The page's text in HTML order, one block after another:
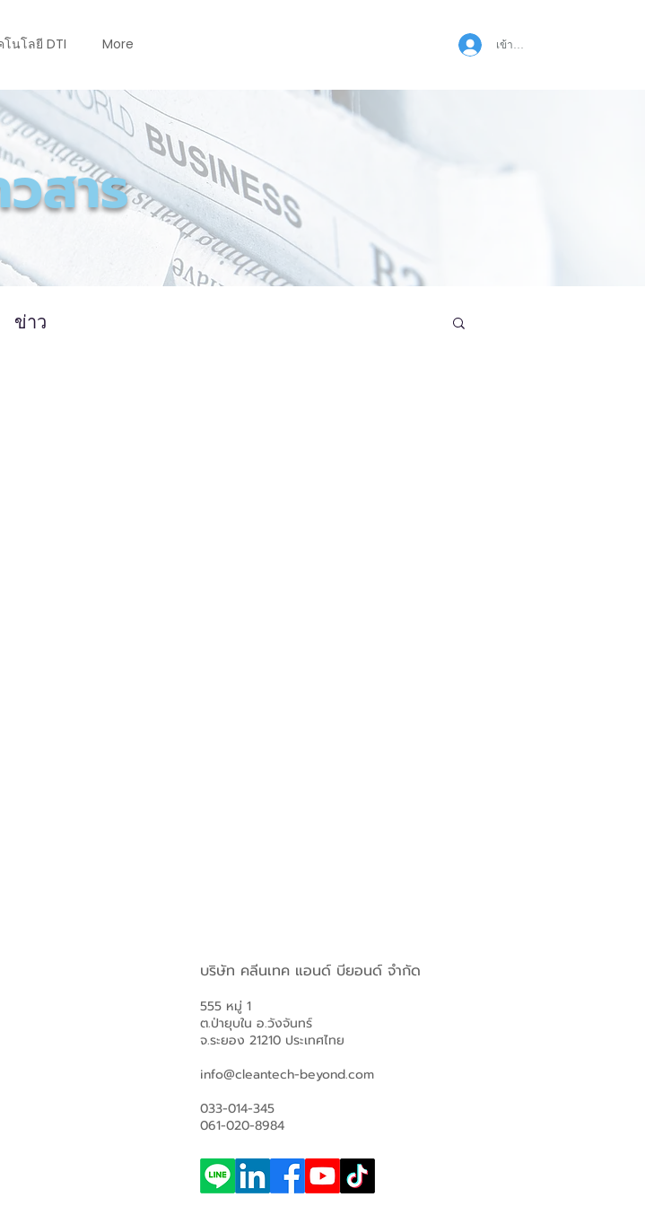
โนโลยี DTI More เข้าสู่ระบบ
สาร
ข่าว
บริษัท คลีนเทค แอนด์ บียอนด์ จำกัด
555 หมู่ 1
ต.ป่ายุบใน อ.วังจันทร์
จ.ระยอง 21210 ประเทศไทย
info@cleantech-beyond.com
033-014-345
061-020-8984